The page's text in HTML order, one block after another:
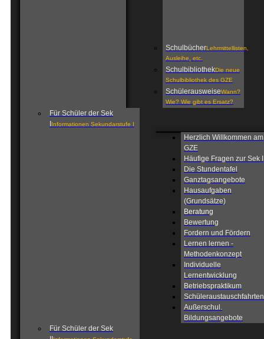
SchulbücherLehrmittellisten,
Ausleihe, etc.
SchulbibliothekDie neue
Schulbibliothek des GZE
SchülerausweiseWann?
Wie? Wie gibt es Ersatz?
Für Schüler der Sek
Informationen Sekundarstufe I
Herzlich Willkommen am
GZE
Häufige Fragen zur Sek I
Die Stundentafel
Ganztagsangebote
Hausaufgaben
(Grundsätze)
Beratung
Bewertung
Fordern und Fördern
Lernen lernen -
Methodenkonzept
Individuelle
Lernentwicklung
Betriebspraktikum
Schüleraustauschfahrten
Außerschul.
Bildungsangebote
Für Schüler der Sek